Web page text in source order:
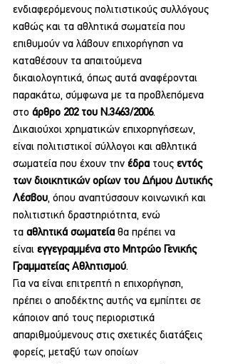
ενδιαφερόμενους πολιτιστικούς συλλόγους
καθώς και τα αθλητικά σωματεία που
επιθυμούν να λάβουν επιχορήγηση να
καταθέσουν τα απαιτούμενα
δικαιολογητικά, όπως αυτά αναφέρονται
παρακάτω, σύμφωνα με τα προβλεπόμενα
στο άρθρο 202 του Ν.3463/2006.
Δικαιούχοι χρηματικών επιχορηγήσεων,
είναι πολιτιστικοί σύλλογοι και αθλητικά
σωματεία που έχουν την έδρα τους εντός
των διοικητικών ορίων του Δήμου Δυτικής
Λέσβου, όπου αναπτύσσουν κοινωνική και
πολιτιστική δραστηριότητα, ενώ
τα αθλητικά σωματεία θα πρέπει να
είναι εγγεγραμμένα στο Μητρώο Γενικής
Γραμματείας Αθλητισμού.
Για να είναι επιτρεπτή η επιχορήγηση,
πρέπει ο αποδέκτης αυτής να εμπίπτει σε
κάποιον από τους περιοριστικά
απαριθμούμενους στις σχετικές διατάξεις
φορείς, μεταξύ των οποίων